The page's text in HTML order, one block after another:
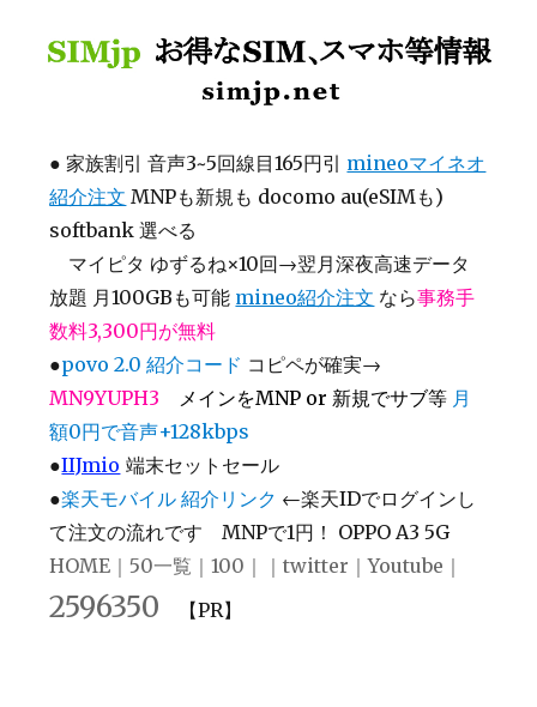
● 家族割引 音声3~5回線目165円引 mineoマイネオ
紹介注文 MNPも新規も docomo au(eSIMも)
softbank 選べる
マイピタ ゆずるね×10回→翌月深夜高速データ
放題 月100GBも可能 mineo紹介注文 なら事務手
数料3,300円が無料
●povo 2.0 紹介コード コピペが確実→
MN9YUPH3
メインをMNP or 新規でサブ等 月
額0円で音声+128kbps
●IIJmio 端末セットセール
●楽天モバイル 紹介リンク ←楽天IDでログインし
て注文の流れです MNPで1円！ OPPO A3 5G
HOME ｜ 50一覧 ｜100 ｜｜twitter ｜Youtube ｜
2596350 【PR】